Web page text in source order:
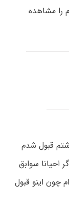
را مشاهده
قبول شدم
احیانا سوابق
چون اینو قبول